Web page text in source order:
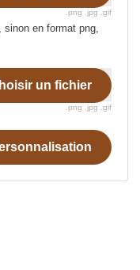
.png .jpg .gif
en format png,
un fichier
.png .jpg .gif